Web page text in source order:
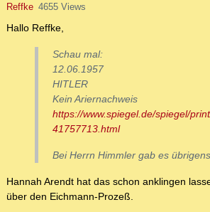
Reffke 4655 Views
Hallo Reffke,
Schau mal:
12.06.1957
HITLER
Kein Ariernachweis
https://www.spiegel.de/spiegel/
41757713.html
Bei Herrn Himmler gab es
Hannah Arendt hat das schon anklingen
über den Eichmann-Prozeß.